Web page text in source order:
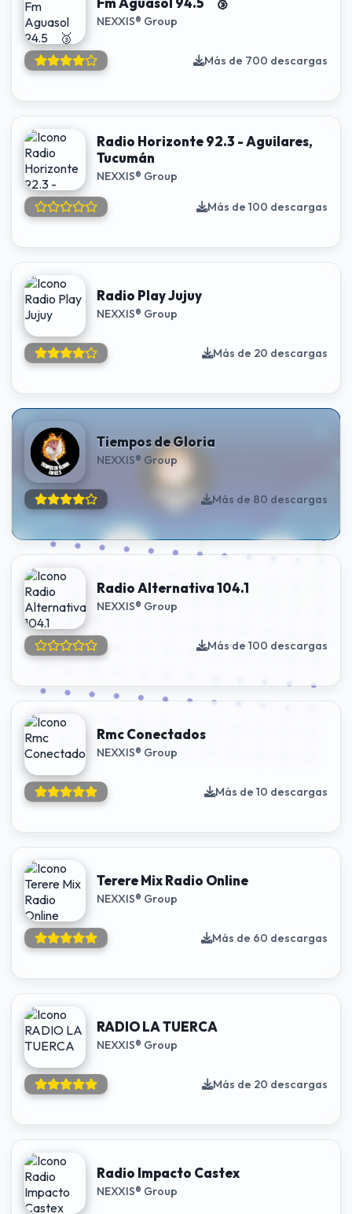
NEXXIS® Group
Más de 700 descargas
Radio Horizonte 92.3 - Aguilares,
Tucumán
NEXXIS® Group
Más de 100 descargas
Radio Play Jujuy
NEXXIS® Group
Más de 20 descargas
Tiempos de Gloria
NEXXIS® Group
Más de 80 descargas
Radio Alternativa 104.1
NEXXIS® Group
Más de 100 descargas
Rmc Conectados
NEXXIS® Group
Más de 10 descargas
Terere Mix Radio Online
NEXXIS® Group
Más de 60 descargas
RADIO LA TUERCA
NEXXIS® Group
Más de 20 descargas
Radio Impacto Castex
NEXXIS® Group